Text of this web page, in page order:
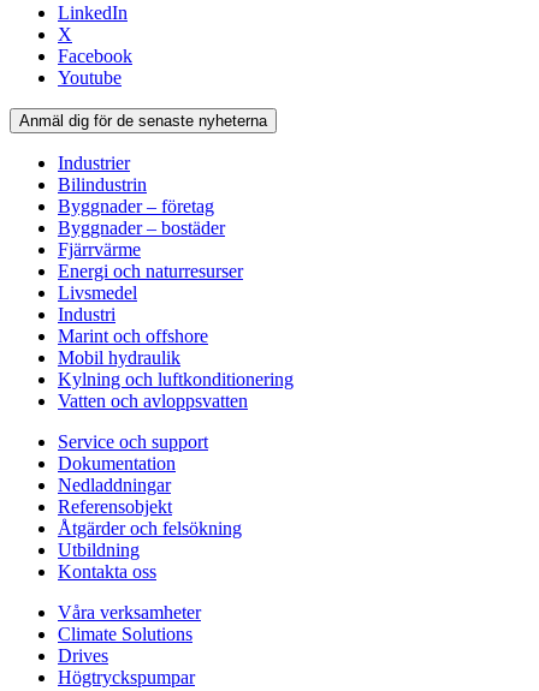
LinkedIn
X
Facebook
Youtube
Anmäl dig för de senaste nyheterna
Industrier
Bilindustrin
Byggnader – företag
Byggnader – bostäder
Fjärrvärme
Energi och naturresurser
Livsmedel
Industri
Marint och offshore
Mobil hydraulik
Kylning och luftkonditionering
Vatten och avloppsvatten
Service och support
Dokumentation
Nedladdningar
Referensobjekt
Åtgärder och felsökning
Utbildning
Kontakta oss
Våra verksamheter
Climate Solutions
Drives
Högtryckspumpar